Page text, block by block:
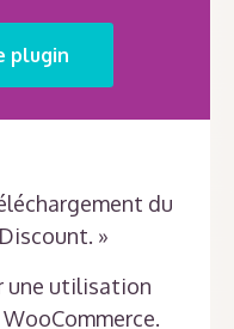
plugin
du
»
une utilisation